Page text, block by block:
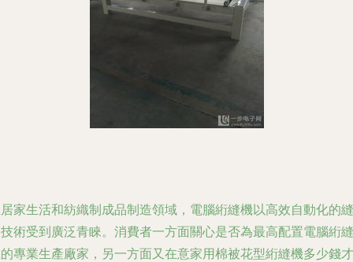
家生活和紡織制成品制造領域，電腦絎縫機以高效自動化的縫
術受到廣泛青睞。消費者一方面關心是否為最高配置電腦絎縫
的專業生產廠家，另一方面又在意家用棉被花型絎縫機多少錢才